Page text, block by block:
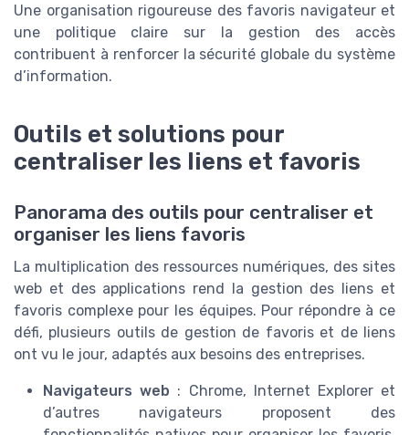
Une organisation rigoureuse des favoris navigateur et
une politique claire sur la gestion des accès
contribuent à renforcer la sécurité globale du système
d’information.
Outils et solutions pour
centraliser les liens et favoris
Panorama des outils pour centraliser et
organiser les liens favoris
La multiplication des ressources numériques, des sites
web et des applications rend la gestion des liens et
favoris complexe pour les équipes. Pour répondre à ce
défi, plusieurs outils de gestion de favoris et de liens
ont vu le jour, adaptés aux besoins des entreprises.
Navigateurs web : Chrome, Internet Explorer et
d’autres navigateurs proposent des